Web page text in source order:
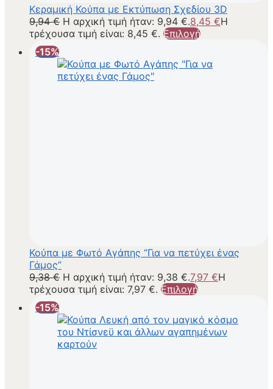
Κεραμική Κούπα με Εκτύπωση Σχεδίου 3D
9,94€ Η αρχική τιμή ήταν: 9,94 €.8,45 €Η
τρέχουσα τιμή είναι: 8,45 €. Επιλογή
-15%
Κούπα με Φωτό Αγάπης “Για να πετύχει ένας
Γάμος”
9,38€ Η αρχική τιμή ήταν: 9,38 €.7,97 €Η
τρέχουσα τιμή είναι: 7,97 €. Επιλογή
-15%